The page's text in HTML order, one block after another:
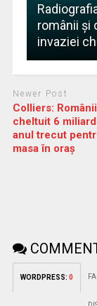
românii și
invaziei
Newer Post
Colliers:
cheltuit 6
anul trecut
masa în oraș
WORDPRESS: 0